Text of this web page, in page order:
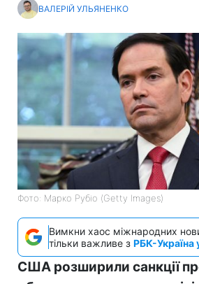
ВАЛЕРІЙ УЛЬЯНЕНКО
Фото: Марко Рубіо (Getty Images)
Вимкни хаос міжнародних
тільки важливе з РБК-Україна
США розширили санкції